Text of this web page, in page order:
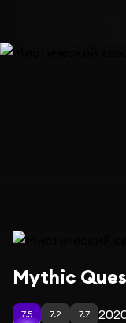
Сериал
Mythic
7.5 7.2 7.7